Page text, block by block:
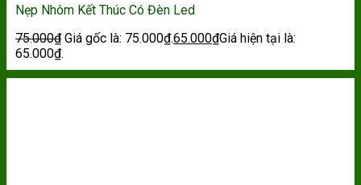
Nẹp Nhôm Kết Thúc Có Đèn Led
75.000₫ Giá gốc là: 75.000₫.65.000₫Giá hiện tại là:
65.000₫.